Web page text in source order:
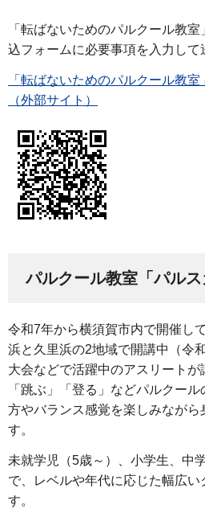
「転ばないためのパルクール教室
込フォームに必要事項を入力して
「転ばないためのパルクール教
（外部サイト）
パルクール教室「パル
令和7年から横須賀市内で開催し
浜と久里浜の2地域で開講中（令
大会などで活躍中のアスリートが
「跳ぶ」「登る」などパルクー
方やバランス感覚を楽しみながら
す。
未就学児（5歳～）、小学生、中
で、レベルや年代に応じた幅広い
す。